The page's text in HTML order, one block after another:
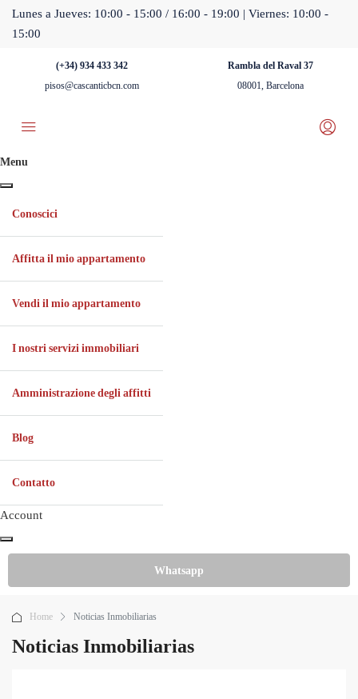
Lunes a Jueves: 10:00 - 15:00 / 16:00 - 19:00 | Viernes: 10:00 -
15:00
(+34) 934 433 342
pisos@cascanticbcn.com
Rambla del Raval 37
08001, Barcelona
Menu
Conoscici
Affitta il mio appartamento
Vendi il mio appartamento
I nostri servizi immobiliari
Amministrazione degli affitti
Blog
Contatto
Account
Whatsapp
Home Noticias Inmobiliarias
Noticias Inmobiliarias